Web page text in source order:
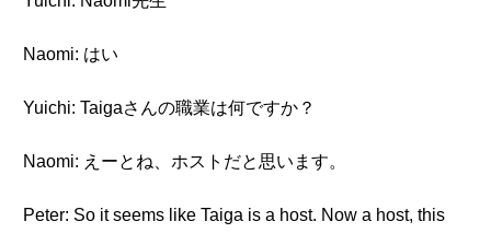
Naomi: はい
Yuichi: Taigaさんの職業は何ですか？
Naomi: えーとね、ホストだと思います。
Peter: So it seems like Taiga is a host. Now a host, this